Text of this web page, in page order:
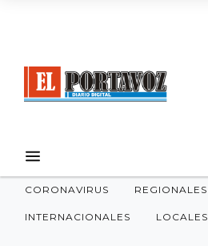
CORONAVIRUS REGIONALES
INTERNACIONALES LOCALES